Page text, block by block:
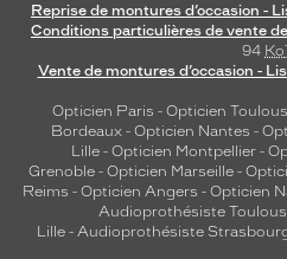
Reprise de montures d’occasion -
Conditions particulières de vente
94 Ko]
Vente de montures d’occasion -
Opticien Paris - Opticien
Bordeaux- Opticien Nantes -
Lille - Opticien Montpellier -
Grenoble - Opticien Marseille -
Reims - Opticien Angers - Opticien
Audioprothésiste
Lille- Audioprothésiste